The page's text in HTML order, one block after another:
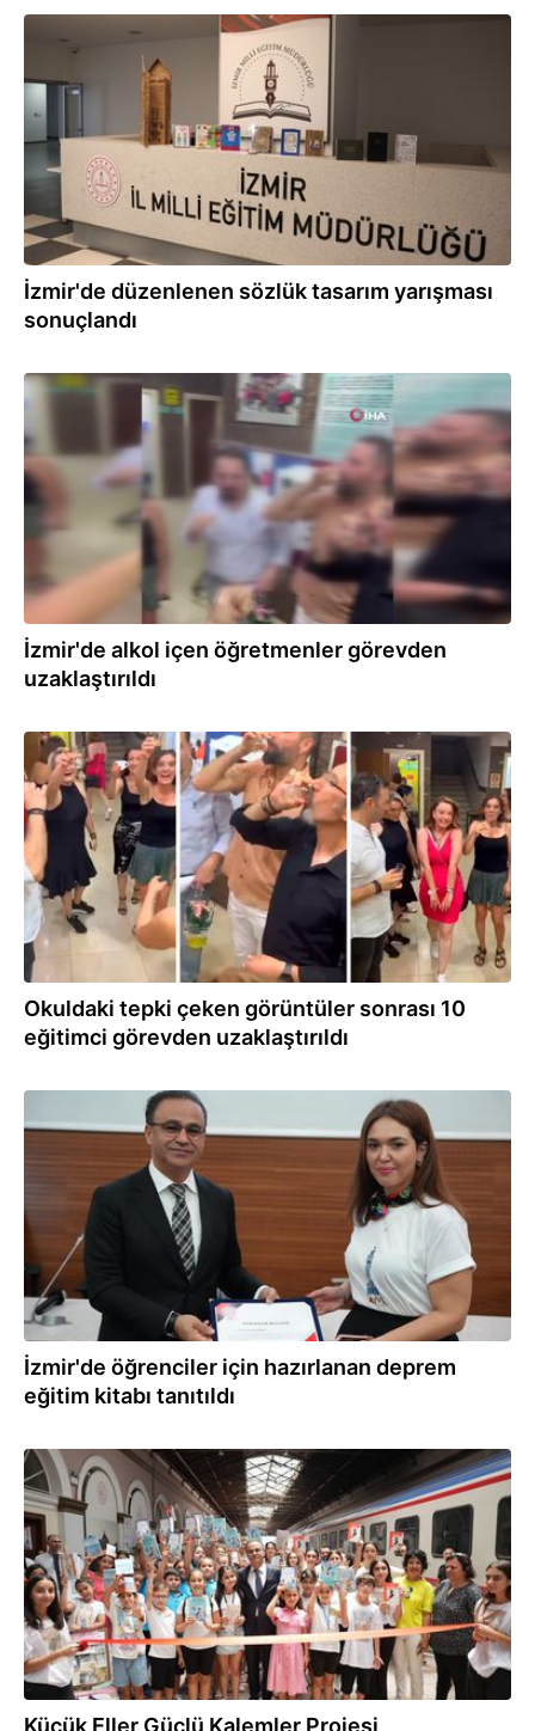
18.02.2025
İzmir'de düzenlenen sözlük tasarım yarışması
sonuçlandı
20.01.2025
İzmir'de alkol içen öğretmenler görevden
uzaklaştırıldı
20.01.2025
Okuldaki tepki çeken görüntüler sonrası 10
eğitimci görevden uzaklaştırıldı
İzmir'de öğrenciler için hazırlanan deprem
eğitim kitabı tanıtıldı
26.10.2024
Küçük Eller Güçlü Kalemler Projesi